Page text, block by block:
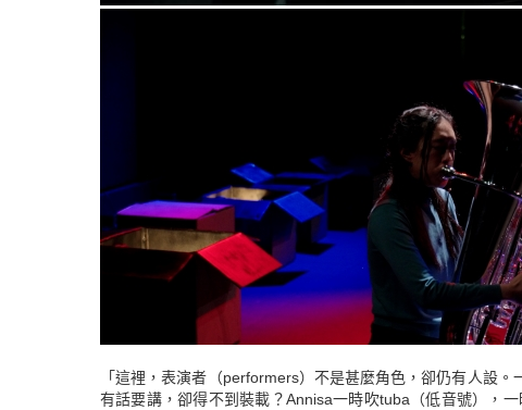
「這裡，表演者（performers）不是甚麼角色，卻仍有人設
有話要講，卻得不到裝載？Annisa一時吹tuba（低音號），